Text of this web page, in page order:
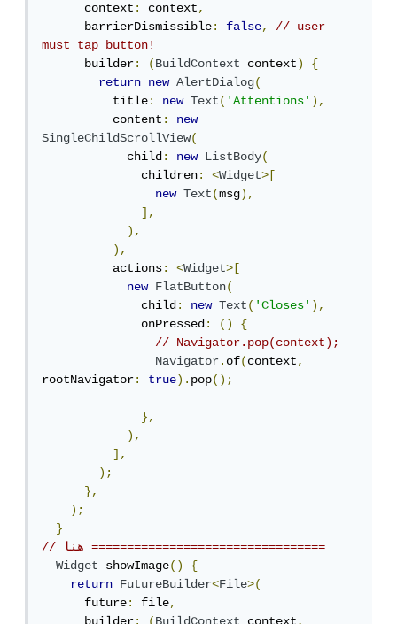
      context
: context,
      barrierDismissible
: false,
// user
must tap button!
      builder
: (BuildContext context)
{
return
new AlertDialog(
          title
: new Text('Attentions'),
          content
:
new
SingleChildScrollView(
            child
: new ListBody(
              children
: <Widget>[
new
Text(msg),
],
),
),
          actions
: <Widget>[
new
FlatButton(
              child
: new Text('Closes'),
              onPressed
: ()
{
// Navigator.pop(context);
Navigator.of(context,
rootNavigator: true).pop();
},
),
],
);
},
);
}
// هنا =================================
Widget
showImage()
{
return
FutureBuilder<File>(
      future
: file,